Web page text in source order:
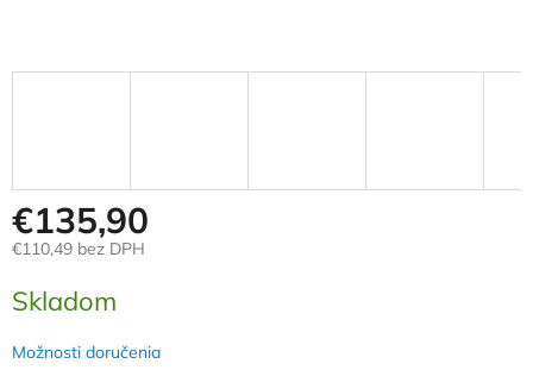
€135,90
€110,49 bez DPH
cena:
Skladom
Možnosti doručenia